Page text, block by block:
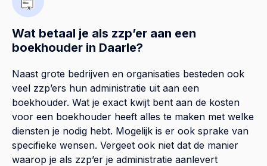
Wat betaal je als zzp’er aan een
boekhouder in Daarle?
Naast grote bedrijven en organisaties besteden ook
veel zzp’ers hun administratie uit aan een
boekhouder. Wat je exact kwijt bent aan de kosten
voor een boekhouder heeft alles te maken met welke
diensten je nodig hebt. Mogelijk is er ook sprake van
specifieke wensen. Vergeet ook niet dat de manier
waarop je als zzp’er je administratie aanlevert